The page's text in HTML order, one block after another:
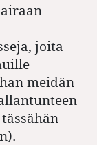
joita
meidän